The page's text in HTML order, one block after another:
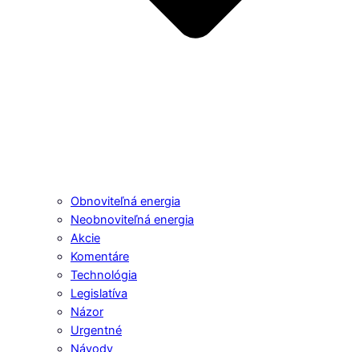
Obnoviteľná energia
Neobnoviteľná energia
Akcie
Komentáre
Technológia
Legislatíva
Názor
Urgentné
Návody